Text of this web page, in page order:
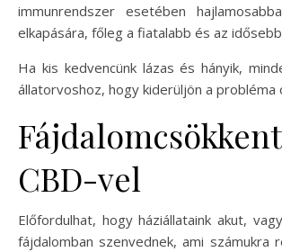
immunrendszer esetében
elkapására, főleg a fiatalabb és az
Ha kis kedvencünk lázas és hányik,
állatorvoshoz, hogy kiderüljön a probléma
CBD-vel
Előfordulhat, hogy háziállataink akut,
fájdalomban szenvednek, ami számukra